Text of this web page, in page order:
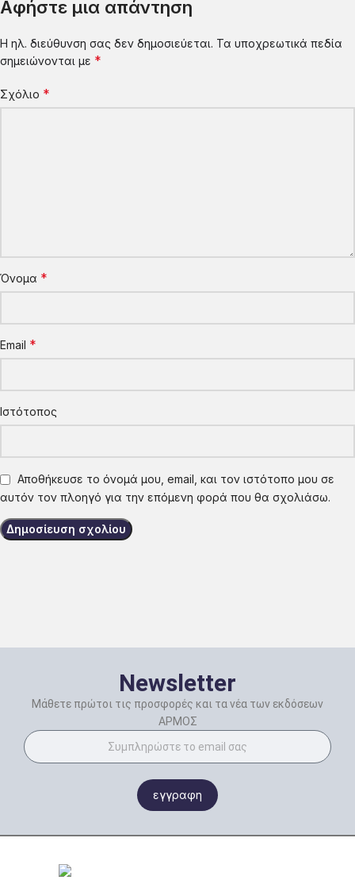
dialeimmatiki festival vivliou
Αφήστε μια απάντηση
Η ηλ. διεύθυνση σας δεν δημοσιεύεται. Τα υποχρεωτικά πεδία
σημειώνονται με *
Σχόλιο *
Όνομα *
Email *
Ιστότοπος
Αποθήκευσε το όνομά μου, email, και τον ιστότοπο μου σε
αυτόν τον πλοηγό για την επόμενη φορά που θα σχολιάσω.
Newsletter
Μάθετε πρώτοι τις προσφορές και τα νέα των εκδόσεων
ΑΡΜΟΣ
εγγραφη